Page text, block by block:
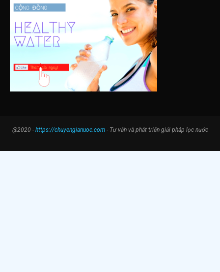
@2020 - https://chuyengianuoc.com- Tư vấn và phát triển giải pháp lọc nước